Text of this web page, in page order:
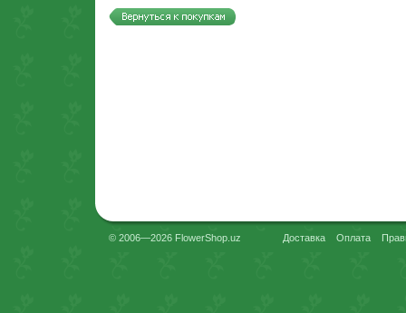
© 2006—2026 FlowerShop.uz Доставка Оплата